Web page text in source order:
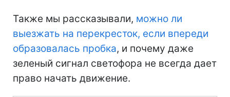
Также мы рассказывали, можно ли
выезжать на перекресток, если впереди
образовалась пробка, и почему даже
зеленый сигнал светофора не всегда дает
право начать движение.